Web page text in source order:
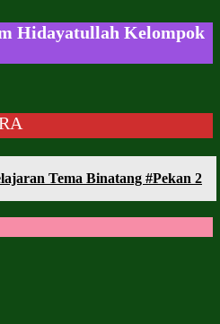
Hidayatullah Kelompok
Tema Binatang #Pekan 2